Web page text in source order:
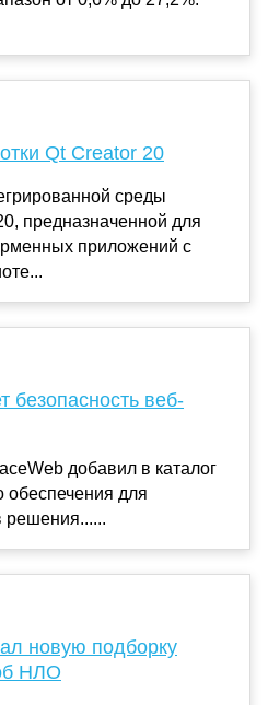
Qt Creator 20
среды
предназначенной для
приложений с
безопасность веб-
добавил в каталог
обеспечения для
решения......
новую подборку
НЛО